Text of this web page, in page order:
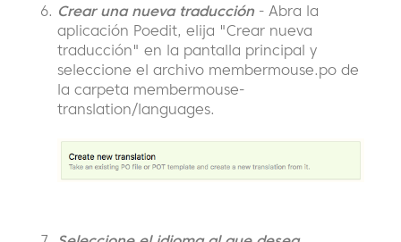
Crear una nueva traducción - Abra la
aplicación Poedit, elija "Crear nueva
traducción" en la pantalla principal y
seleccione el archivo membermouse.po de
la carpeta membermouse-
translation/languages.